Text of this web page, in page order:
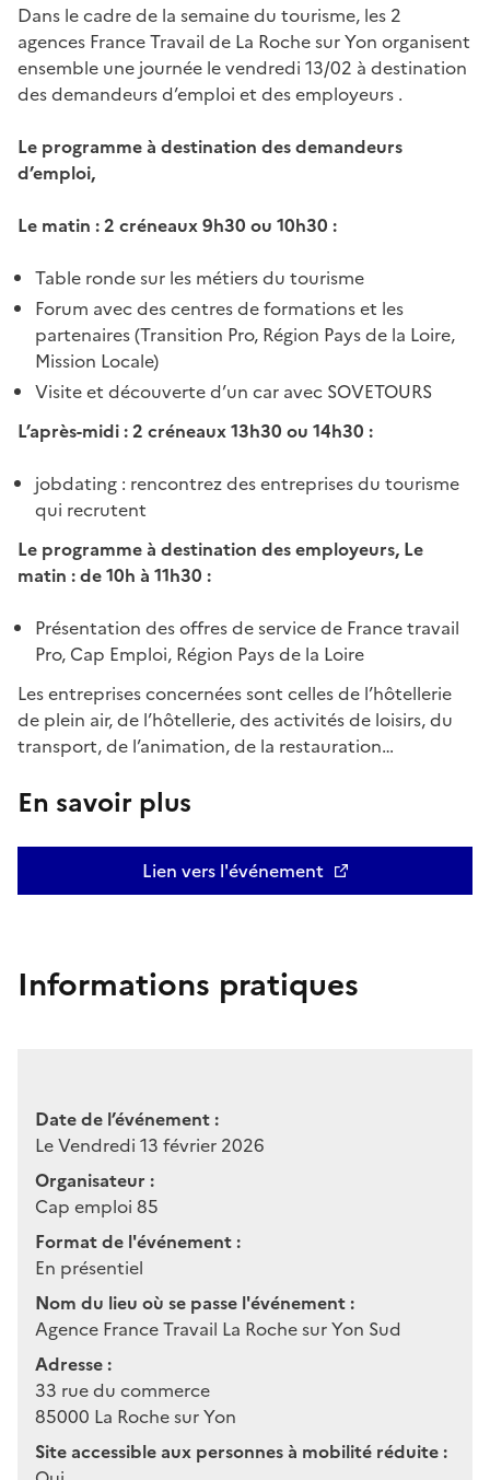
Dans le cadre de la semaine du tourisme, les 2
agences France Travail de La Roche sur Yon organisent
ensemble une journée le vendredi 13/02 à destination
des demandeurs d’emploi et des employeurs .
Le programme à destination des demandeurs
d’emploi,
Le matin : 2 créneaux 9h30 ou 10h30 :
Table ronde sur les métiers du tourisme
Forum avec des centres de formations et les
partenaires (Transition Pro, Région Pays de la Loire,
Mission Locale)
Visite et découverte d’un car avec SOVETOURS
L’après-midi : 2 créneaux 13h30 ou 14h30 :
jobdating : rencontrez des entreprises du tourisme
qui recrutent
Le programme à destination des employeurs, Le
matin : de 10h à 11h30 :
Présentation des offres de service de France travail
Pro, Cap Emploi, Région Pays de la Loire
Les entreprises concernées sont celles de l’hôtellerie
de plein air, de l’hôtellerie, des activités de loisirs, du
transport, de l’animation, de la restauration…
En savoir plus
Lien vers l'événement
Informations pratiques
Date de l’événement :
Le Vendredi 13 février 2026
Organisateur :
Cap emploi 85
Format de l'événement :
En présentiel
Nom du lieu où se passe l'événement :
Agence France Travail La Roche sur Yon Sud
Adresse :
33 rue du commerce
85000 La Roche sur Yon
Site accessible aux personnes à mobilité réduite :